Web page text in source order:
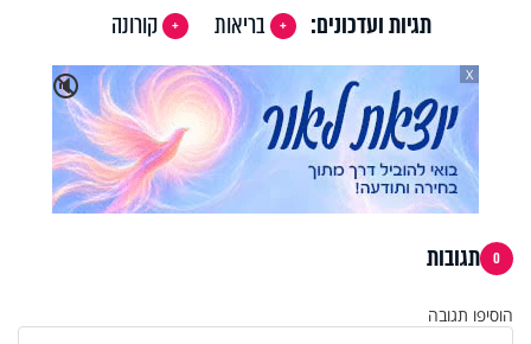
תגיות ועדכונים: בריאות
קורונה
🔇
X
0 תגובות
הוסיפו תגובה